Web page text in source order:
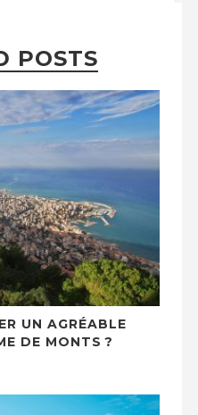
POSTS
UN AGRÉABLE
DE MONTS ?